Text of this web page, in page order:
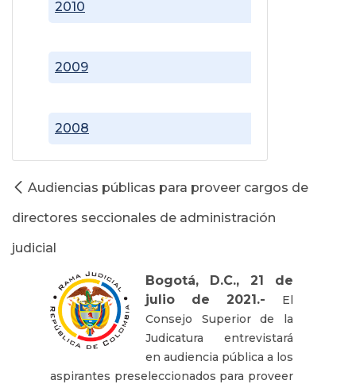
2008
2009
2010
Audiencias públicas para proveer cargos de
directores seccionales de administración
judicial
Bogotá, D.C., 21 de
julio de 2021.- El
Consejo Superior de la
Judicatura entrevistará
en audiencia pública a los
aspirantes preseleccionados para proveer